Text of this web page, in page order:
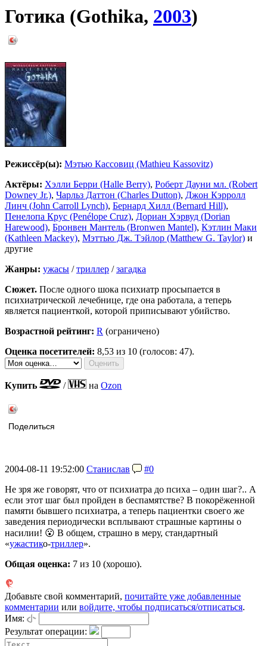
Готика (Gothika, 2003)
Режиссёр(ы): Мэтью Кассовиц (Mathieu Kassovitz)
Актёры: Хэлли Берри (Halle Berry), Роберт Дауни мл. (Robert
Downey Jr.), Чарльз Даттон (Charles Dutton), Джон Кэрролл
Линч (John Carroll Lynch), Бернард Хилл (Bernard Hill),
Пенелопа Крус (Penélope Cruz), Дориан Хэрвуд (Dorian
Harewood), Бронвен Мантель (Bronwen Mantel), Кэтлин Маки
(Kathleen Mackey), Мэттью Дж. Тэйлор (Matthew G. Taylor) и
другие
Жанры: ужасы /триллер /загадка
Сюжет. После одного шока психиатр просыпается в
психиатрической лечебнице, где она работала, а теперь
является пациенткой, которой приписывают убийство.
Возрастной рейтинг: R (ограничено)
Оценка посетителей: 8,53 из 10 (голосов: 47).
Купить / наOzon
Поделиться
2004-08-11 19:52:00 Станислав
#0
Не зря же говорят, что от психиатра до психа – один шаг?.. А
если этот шаг был пройден в беспамятстве? В покорёженной
памяти бывшего психиатра, а теперь пациентки своего же
заведения периодически всплывают страшные картины о
насилии! 😮 В общем, страшно в меру, стандартный
«ужастико-триллер».
Общая оценка: 7 из 10 (хорошо).
Добавьте свой комментарий, почитайте уже добавленные
комментарии или войдите, чтобы подписаться/отписаться.
Имя:
Результат операции: